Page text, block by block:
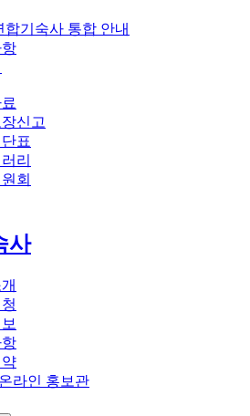
합기숙사 통합 안내
신고
표
리
회
사
라인 홍보관